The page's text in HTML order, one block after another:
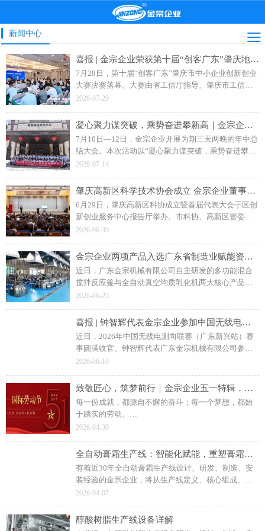
新闻中心
喜报 | 金宗企业荣获第十届“创客广东”肇庆地市赛二等奖
7月28日，第十届“创客广东”肇庆市中小企业创新创业
大赛决赛落幕。大赛由省工信厅指导、肇庆市工信局
主办，主题为“创客肇庆智创未来”。广东金宗机械“水
2026-07-29
凝心聚力谋突破，乘势奋进攀新高｜金宗企业年中总结会圆满收官
7月10日—12日，金宗企业开展为期三天两晚的年中总
结大会。本次活动以“凝心聚力谋突破，乘势奋进攀新
高”为主题，融合工作复盘、专业培训、户外团建多元
板、凝聚团队向心力，为下半年攻坚蓄力赋能。
2026-07-14
肇庆高新区科学技术协会成立 金宗企业董事长钟日强当选副主席
6月29日，肇庆高新区科协成立暨首届代表大会于区创
新创业服务中心报告厅举办。市科协、高新区管委会
相关领导，各单位、科研院校及金宗机械等企业代表
2026-06-30
金宗企业两项产品入选广东省制造业赋能资源名录
近日，广东金宗机械有限公司自主研发的多功能混合
搅拌反应釜与全自动真空均质乳化机两大核心产品凭
借技术先进性与成熟应用价值顺利通过遴选，标志着
获得省级官方认定。
2026-06-25
喜报 | 钟智辉代表金宗企业参加中国无线电测向联赛荣获三等奖
近日，2026年中国无线电测向联赛（广东新兴站）赛
事圆满收官。钟智辉代表广东金宗机械有限公司参
赛，凭借扎实的技术功底、沉稳的赛场心态和出色的
奖，充分展现了金宗企业积极向上、勇于拼搏的精神
2026-06-10
致敬匠心，筑梦前行｜金宗企业五一特辑，不负耕耘不负春
每一份成就，都源自不懈的奋斗；每一个梦想，都始
于踏实的劳动。
在这个特殊的日子里，让我们暂时放下繁忙的工作，
广东金宗机械有限公司祝全球朋友：
愿我们继续携手，以匠心致初心，共创美好未来！
2026-04-30
全自动膏霜生产线：智能化赋能，重塑膏霜制造新范式
有着近30年全自动膏霜生产线设计、研发、制造、安
装经验的金宗企业，将从生产线定义、核心组成、工
作流程、核心优势、行业应用及发展趋势等方面，全
2026-04-07
醇酸树脂生产线设备详解